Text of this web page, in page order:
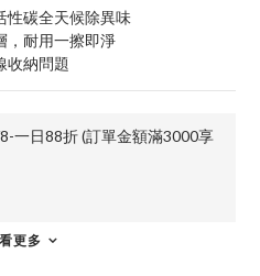
碳全天候除異味
耐用一擦即淨
收納問題
一日88折 (訂單金額滿3000享
更多